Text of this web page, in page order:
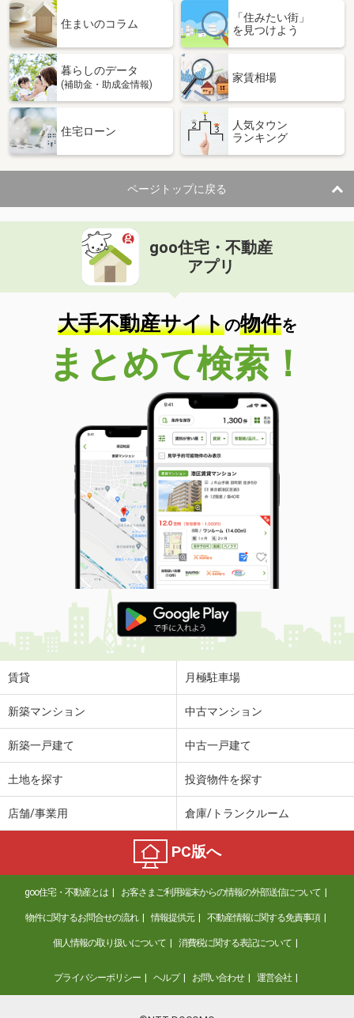
住まいのコラム
「住みたい街」
を見つけよう
暮らしのデータ
(補助金・助成金情報)
家賃相場
住宅ローン
人気タウン
ランキング
ページトップに戻る
goo住宅・不動産
アプリ
大手不動産サイトの物件を
まとめて検索！
賃貸 月極駐車場
新築マンション 中古マンション
新築一戸建て 中古一戸建て
土地を探す 投資物件を探す
店舗/事業用 倉庫/トランクルーム
PC版へ
goo住宅・不動産とは お客さまご利用端末からの情報の外部送信について
物件に関するお問合せの流れ 情報提供元 不動産情報に関する免責事項
個人情報の取り扱いについて 消費税に関する表記について
プライバシーポリシー ヘルプ お問い合わせ 運営会社